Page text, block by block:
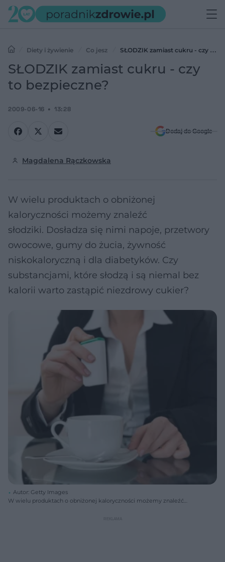
Diety i żywienie Co jesz
SŁODZIK zamiast cukru - czy to
bezpieczne?
SŁODZIK zamiast cukru - czy
to bezpieczne?
2009-06-16 13:28
Dodaj do Google
Magdalena Rączkowska
W wielu produktach o obniżonej
kaloryczności możemy znaleźć
słodziki. Dosładza się nimi napoje, przetwory
owocowe, gumy do żucia, żywność
niskokaloryczną i dla diabetyków. Czy
substancjami, które słodzą i są niemal bez
kalorii warto zastąpić niezdrowy cukier?
Autor: Getty Images
W wielu produktach o obniżonej kaloryczności możemy znaleźć
żucia, żywność niskokaloryczną i dla diabetyków. Czy substancjami,